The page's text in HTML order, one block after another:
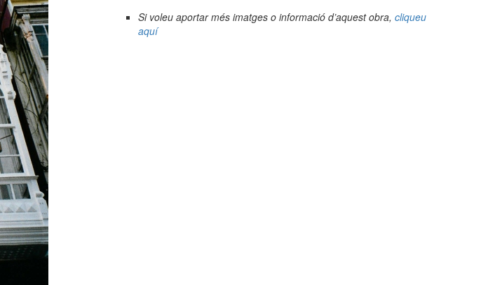
Si voleu aportar més imatges o informació d’aquest obra, cliqueu
aquí